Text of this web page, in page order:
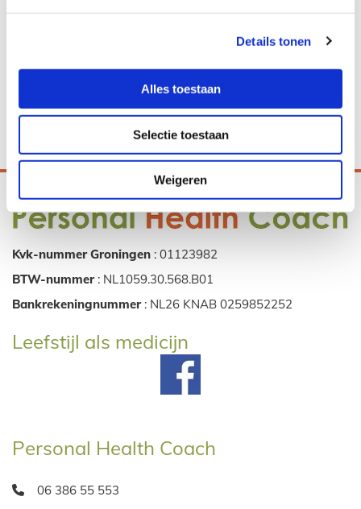
Details tonen
Alles toestaan
Selectie toestaan
Weigeren
Wil jij ook begeleid worden door een PuurGezond
vrijblijvend kennismaking- en informatiegesprek.
Gerda Kamphuis
Personal Health Coaching voor een gezonde leefstijl:
Voeding - Sport - Ontspanning - MindsetVelit
Kvk-nummer Groningen : 01123982
BTW-nummer : NL1059.30.568.B01
Bankrekeningnummer : NL26 KNAB 0259852252
Leefstijl als medicijn
Personal Health Coach
 06 386 55 553